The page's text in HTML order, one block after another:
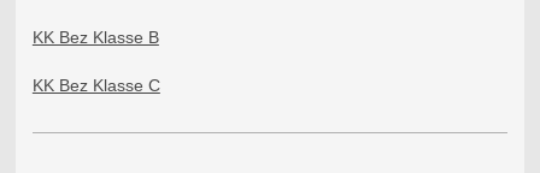
KK Bez Klasse B
KK Bez Klasse C